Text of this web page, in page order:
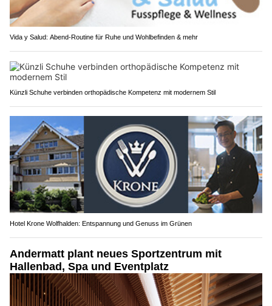
Vida y Salud: Abend-Routine für Ruhe und Wohlbefinden & mehr
Künzli Schuhe verbinden orthopädische Kompetenz mit modernem Stil
Hotel Krone Wolfhalden: Entspannung und Genuss im Grünen
Andermatt plant neues Sportzentrum mit
Hallenbad, Spa und Eventplatz